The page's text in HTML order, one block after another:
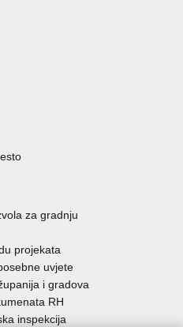
za gradnju
projekata
uvjete
i gradova
RH
inspekcija